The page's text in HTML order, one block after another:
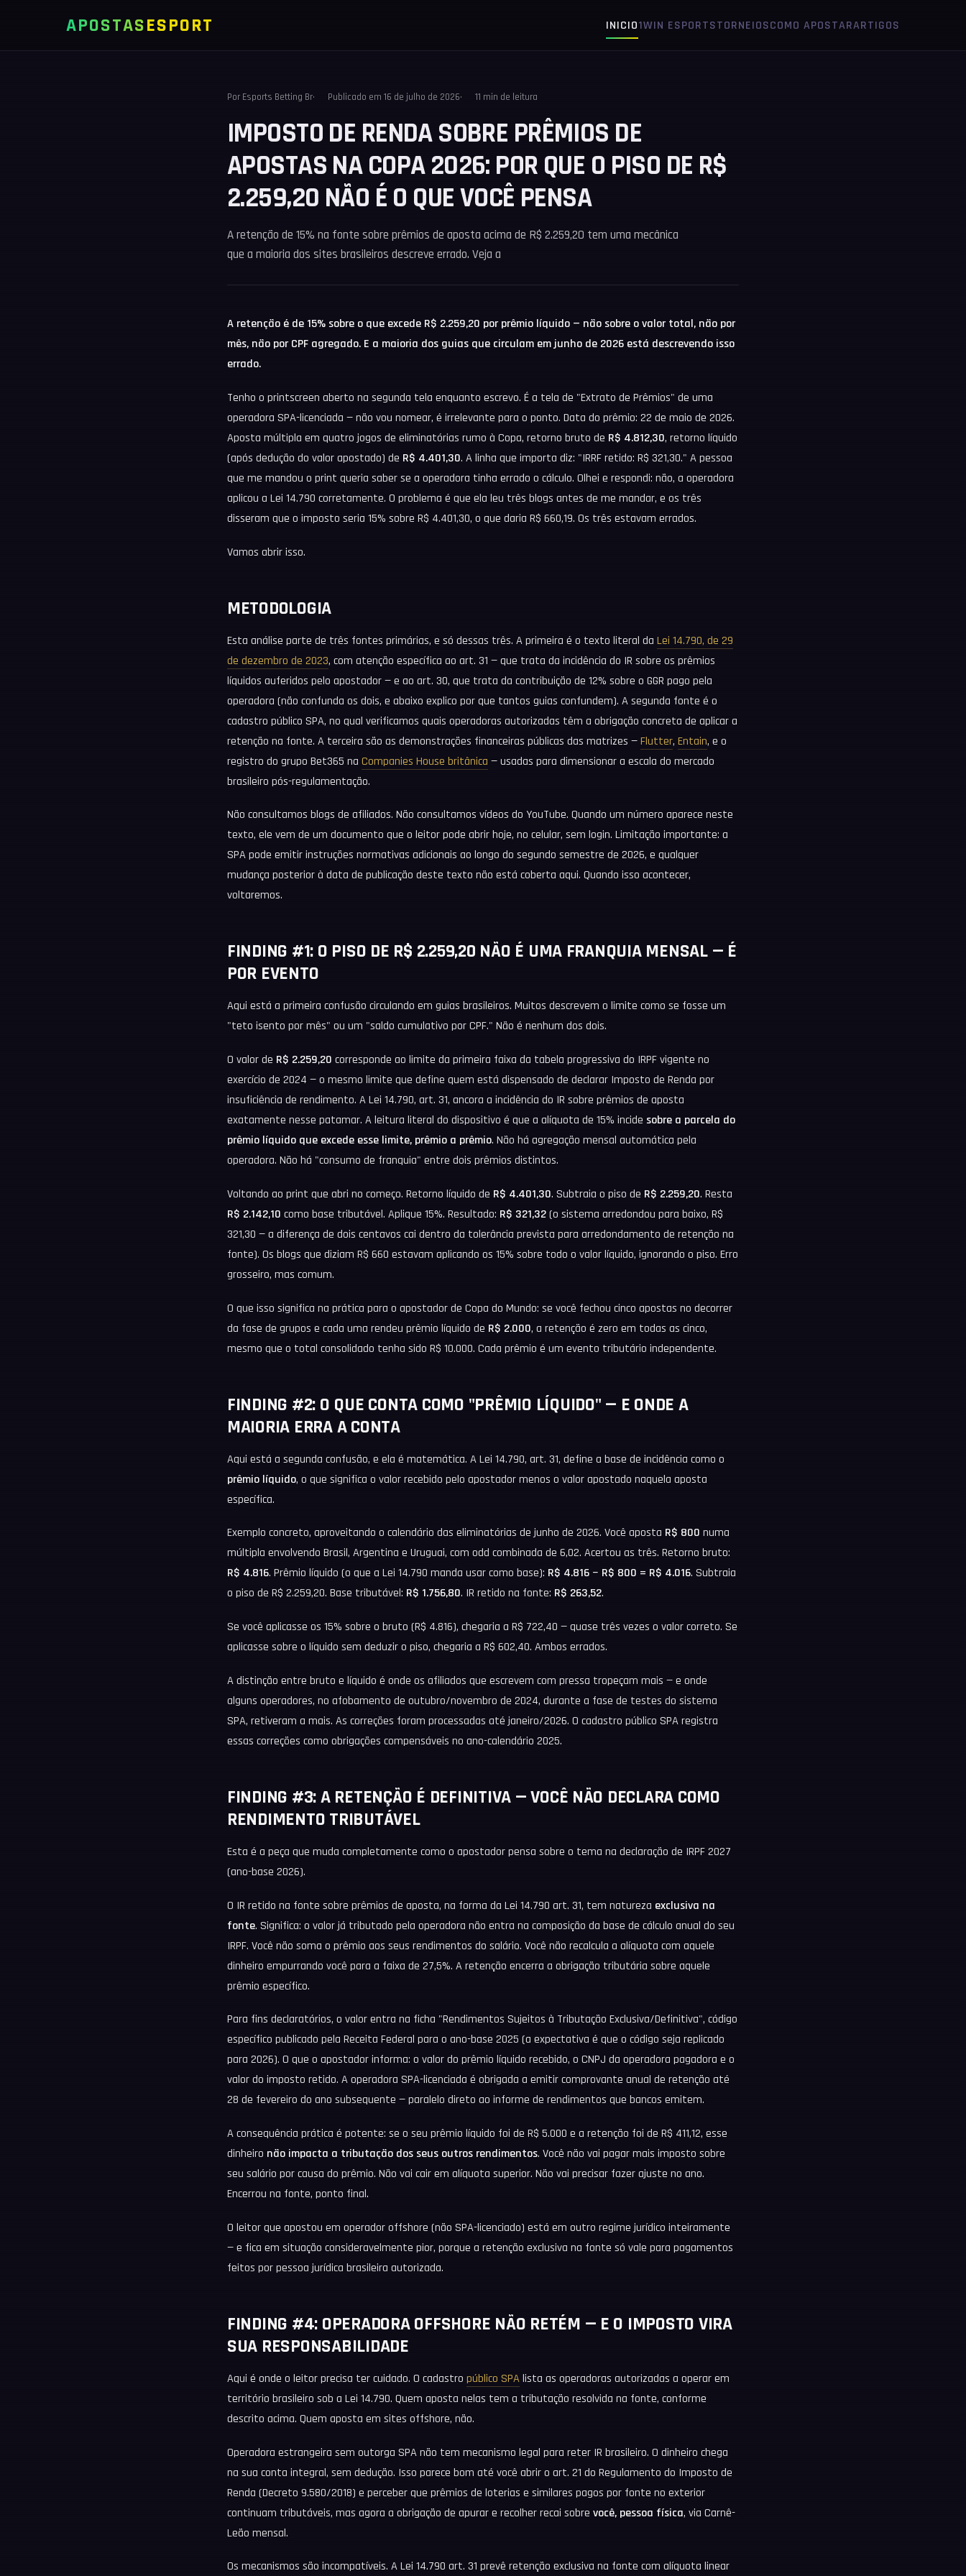
APOSTASESPORT INICIO1WIN ESPORTSTORNEIOSCOMO APOSTARARTIGOS
Por Esports Betting Br Publicado em 16 de julho de 2026 11 min de leitura
IMPOSTO DE RENDA SOBRE PRÊMIOS DE
APOSTAS NA COPA 2026: POR QUE O PISO DE R$
2.259,20 NÃO É O QUE VOCÊ PENSA
A retenção de 15% na fonte sobre prêmios de aposta acima de R$ 2.259,20 tem uma mecânica
que a maioria dos sites brasileiros descreve errado. Veja a
A retenção é de 15% sobre o que excede R$ 2.259,20 por prêmio líquido — não sobre o valor total, não por
mês, não por CPF agregado. E a maioria dos guias que circulam em junho de 2026 está descrevendo isso
errado.
Tenho o printscreen aberto na segunda tela enquanto escrevo. É a tela de "Extrato de Prêmios" de uma
operadora SPA-licenciada — não vou nomear, é irrelevante para o ponto. Data do prêmio: 22 de maio de 2026.
Aposta múltipla em quatro jogos de eliminatórias rumo à Copa, retorno bruto de R$ 4.812,30, retorno líquido
(após dedução do valor apostado) de R$ 4.401,30. A linha que importa diz: "IRRF retido: R$ 321,30." A pessoa
que me mandou o print queria saber se a operadora tinha errado o cálculo. Olhei e respondi: não, a operadora
aplicou a Lei 14.790 corretamente. O problema é que ela leu três blogs antes de me mandar, e os três
disseram que o imposto seria 15% sobre R$ 4.401,30, o que daria R$ 660,19. Os três estavam errados.
Vamos abrir isso.
METODOLOGIA
Esta análise parte de três fontes primárias, e só dessas três. A primeira é o texto literal da Lei 14.790, de 29
de dezembro de 2023, com atenção específica ao art. 31 — que trata da incidência do IR sobre os prêmios
líquidos auferidos pelo apostador — e ao art. 30, que trata da contribuição de 12% sobre o GGR pago pela
operadora (não confunda os dois, e abaixo explico por que tantos guias confundem). A segunda fonte é o
cadastro público SPA, no qual verificamos quais operadoras autorizadas têm a obrigação concreta de aplicar a
retenção na fonte. A terceira são as demonstrações financeiras públicas das matrizes —Flutter, Entain, e o
registro do grupo Bet365 na Companies House britânica — usadas para dimensionar a escala do mercado
brasileiro pós-regulamentação.
Não consultamos blogs de afiliados. Não consultamos vídeos do YouTube. Quando um número aparece neste
texto, ele vem de um documento que o leitor pode abrir hoje, no celular, sem login. Limitação importante: a
SPA pode emitir instruções normativas adicionais ao longo do segundo semestre de 2026, e qualquer
mudança posterior à data de publicação deste texto não está coberta aqui. Quando isso acontecer,
voltaremos.
FINDING #1: O PISO DE R$ 2.259,20 NÃO É UMA FRANQUIA MENSAL — É
POR EVENTO
Aqui está a primeira confusão circulando em guias brasileiros. Muitos descrevem o limite como se fosse um
"teto isento por mês" ou um "saldo cumulativo por CPF." Não é nenhum dos dois.
O valor de R$ 2.259,20 corresponde ao limite da primeira faixa da tabela progressiva do IRPF vigente no
exercício de 2024 — o mesmo limite que define quem está dispensado de declarar Imposto de Renda por
insuficiência de rendimento. A Lei 14.790, art. 31, ancora a incidência do IR sobre prêmios de aposta
exatamente nesse patamar. A leitura literal do dispositivo é que a alíquota de 15% incide sobre a parcela do
prêmio líquido que excede esse limite, prêmio a prêmio. Não há agregação mensal automática pela
operadora. Não há "consumo de franquia" entre dois prêmios distintos.
Voltando ao print que abri no começo. Retorno líquido de R$ 4.401,30. Subtraia o piso de R$ 2.259,20. Resta
R$ 2.142,10 como base tributável. Aplique 15%. Resultado: R$ 321,32(o sistema arredondou para baixo, R$
321,30 — a diferença de dois centavos cai dentro da tolerância prevista para arredondamento de retenção na
fonte). Os blogs que diziam R$ 660 estavam aplicando os 15% sobre todo o valor líquido, ignorando o piso. Erro
grosseiro, mas comum.
O que isso significa na prática para o apostador de Copa do Mundo: se você fechou cinco apostas no decorrer
da fase de grupos e cada uma rendeu prêmio líquido de R$ 2.000, a retenção é zero em todas as cinco,
mesmo que o total consolidado tenha sido R$ 10.000. Cada prêmio é um evento tributário independente.
FINDING #2: O QUE CONTA COMO "PRÊMIO LÍQUIDO" — E ONDE A
MAIORIA ERRA A CONTA
Aqui está a segunda confusão, e ela é matemática. A Lei 14.790, art. 31, define a base de incidência como o
prêmio líquido, o que significa o valor recebido pelo apostador menos o valor apostado naquela aposta
específica.
Exemplo concreto, aproveitando o calendário das eliminatórias de junho de 2026. Você aposta R$ 800 numa
múltipla envolvendo Brasil, Argentina e Uruguai, com odd combinada de 6,02. Acertou as três. Retorno bruto:
R$ 4.816. Prêmio líquido (o que a Lei 14.790 manda usar como base): R$ 4.816 − R$ 800 = R$ 4.016. Subtraia
o piso de R$ 2.259,20. Base tributável: R$ 1.756,80. IR retido na fonte: R$ 263,52.
Se você aplicasse os 15% sobre o bruto (R$ 4.816), chegaria a R$ 722,40 — quase três vezes o valor correto. Se
aplicasse sobre o líquido sem deduzir o piso, chegaria a R$ 602,40. Ambos errados.
A distinção entre bruto e líquido é onde os afiliados que escrevem com pressa tropeçam mais — e onde
alguns operadores, no afobamento de outubro/novembro de 2024, durante a fase de testes do sistema
SPA, retiveram a mais. As correções foram processadas até janeiro/2026. O cadastro público SPA registra
essas correções como obrigações compensáveis no ano-calendário 2025.
FINDING #3: A RETENÇÃO É DEFINITIVA — VOCÊ NÃO DECLARA COMO
RENDIMENTO TRIBUTÁVEL
Esta é a peça que muda completamente como o apostador pensa sobre o tema na declaração de IRPF 2027
(ano-base 2026).
O IR retido na fonte sobre prêmios de aposta, na forma da Lei 14.790 art. 31, tem natureza exclusiva na
fonte. Significa: o valor já tributado pela operadora não entra na composição da base de cálculo anual do seu
IRPF. Você não soma o prêmio aos seus rendimentos do salário. Você não recalcula a alíquota com aquele
dinheiro empurrando você para a faixa de 27,5%. A retenção encerra a obrigação tributária sobre aquele
prêmio específico.
Para fins declaratórios, o valor entra na ficha "Rendimentos Sujeitos à Tributação Exclusiva/Definitiva", código
específico publicado pela Receita Federal para o ano-base 2025 (a expectativa é que o código seja replicado
para 2026). O que o apostador informa: o valor do prêmio líquido recebido, o CNPJ da operadora pagadora e o
valor do imposto retido. A operadora SPA-licenciada é obrigada a emitir comprovante anual de retenção até
28 de fevereiro do ano subsequente — paralelo direto ao informe de rendimentos que bancos emitem.
A consequência prática é potente: se o seu prêmio líquido foi de R$ 5.000 e a retenção foi de R$ 411,12, esse
dinheiro não impacta a tributação dos seus outros rendimentos. Você não vai pagar mais imposto sobre
seu salário por causa do prêmio. Não vai cair em alíquota superior. Não vai precisar fazer ajuste no ano.
Encerrou na fonte, ponto final.
O leitor que apostou em operador offshore (não SPA-licenciado) está em outro regime jurídico inteiramente
— e fica em situação consideravelmente pior, porque a retenção exclusiva na fonte só vale para pagamentos
feitos por pessoa jurídica brasileira autorizada.
FINDING #4: OPERADORA OFFSHORE NÃO RETÉM — E O IMPOSTO VIRA
SUA RESPONSABILIDADE
Aqui é onde o leitor precisa ter cuidado. O cadastro público SPAlista as operadoras autorizadas a operar em
território brasileiro sob a Lei 14.790. Quem aposta nelas tem a tributação resolvida na fonte, conforme
descrito acima. Quem aposta em sites offshore, não.
Operadora estrangeira sem outorga SPA não tem mecanismo legal para reter IR brasileiro. O dinheiro chega
na sua conta integral, sem dedução. Isso parece bom até você abrir o art. 21 do Regulamento do Imposto de
Renda (Decreto 9.580/2018) e perceber que prêmios de loterias e similares pagos por fonte no exterior
continuam tributáveis, mas agora a obrigação de apurar e recolher recai sobre você, pessoa física, via Carnê-
Leão mensal.
Os mecanismos são incompatíveis. A Lei 14.790 art. 31 prevê retenção exclusiva na fonte com alíquota linear